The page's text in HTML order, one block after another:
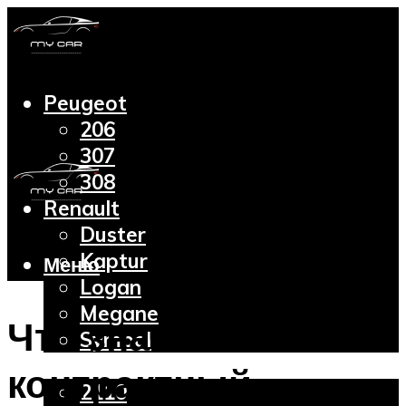
Peugeot
206
307
308
Renault
Duster
Kaptur
Logan
Megane
Symbol
2110
Меню
Что значит
контрактный